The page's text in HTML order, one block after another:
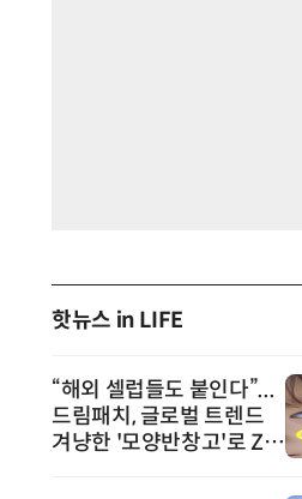
핫뉴스 in LIFE
“해외 셀럽들도 붙인다”...
드림패치, 글로벌 트렌드
겨냥한 '모양반창고'로 Z세